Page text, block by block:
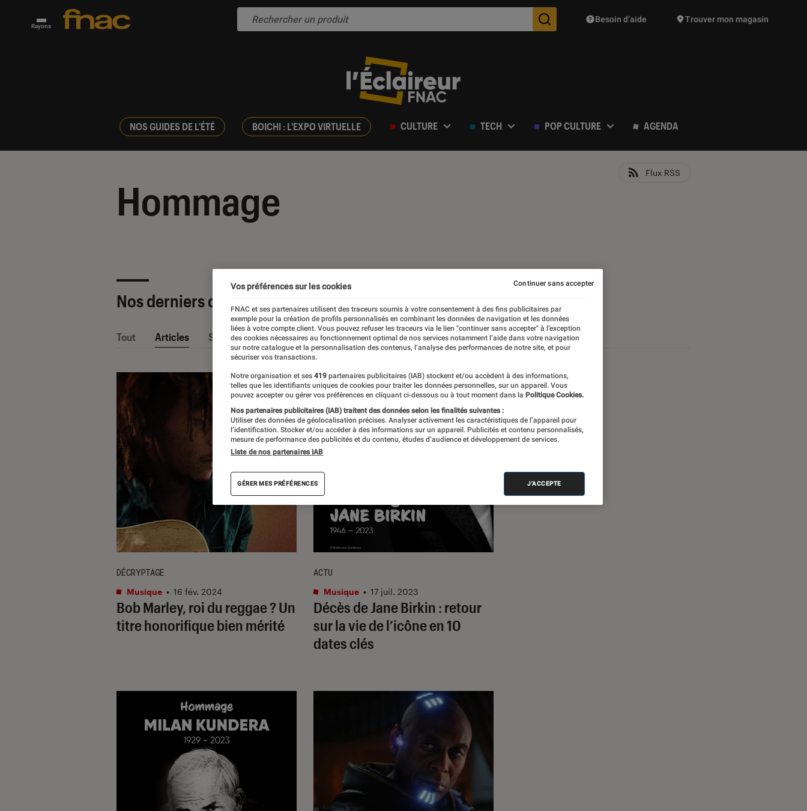
Rayons Des suggestions de produits vont vous être proposées
Besoin d’aide Trouver mon magasin
NOS GUIDES DE L'ÉTÉ BOICHI : L'EXPO VIRTUELLE CULTURE TECH POP CULTURE AGENDA
Hommage
Flux RSS
Nos derniers contenus
Tout Articles Sélections et guides
Bob Marley, roi du reggae ? Un
titre honorifique bien mérité
DÉCRYPTAGE
Musique • 16 fév. 2024
Décès de Jane Birkin : retour
sur la vie de l’icône en 10
dates clés
ACTU
Musique • 17 juil. 2023
Vos préférences sur les cookies
FNAC et ses partenaires utilisent des traceurs soumis à votre consentement à des fins publicitaires par
exemple pour la création de profils personnalisés en combinant les données de navigation et les données
liées à votre compte client. Vous pouvez refuser les traceurs via le lien "continuer sans accepter" à l’exception
des cookies nécessaires au fonctionnement optimal de nos services notamment l’aide dans votre navigation
sur notre catalogue et la personnalisation des contenus, l’analyse des performances de notre site, et pour
sécuriser vos transactions.
Notre organisation et ses 419 partenaires publicitaires (IAB) stockent et/ou accèdent à des informations,
telles que les identifiants uniques de cookies pour traiter les données personnelles, sur un appareil. Vous
pouvez accepter ou gérer vos préférences en cliquant ci-dessous ou à tout moment dans la Politique Cookies.
Nos partenaires publicitaires (IAB) traitent des données selon les finalités suivantes :
Utiliser des données de géolocalisation précises. Analyser activement les caractéristiques de l’appareil pour
l’identification. Stocker et/ou accéder à des informations sur un appareil. Publicités et contenu personnalisés,
mesure de performance des publicités et du contenu, études d’audience et développement de services.
Liste de nos partenaires IAB
GÉRER MES PRÉFÉRENCES J'ACCEPTE
Continuer sans accepter